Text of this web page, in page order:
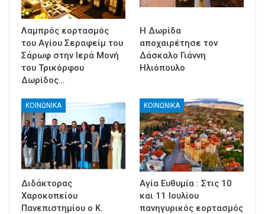
Λαμπρός εορτασμός
του Αγίου Σεραφείμ του
Σάρωφ στην Ιερά Μονή
του Τρικόρφου
Δωρίδος…
Η Δωρίδα
αποχαιρέτησε τον
Δάσκαλο Γιάννη
Ηλιόπουλο
ΚΟΙΝΩΝΙΚΑ
Διδάκτορας
Χαροκοπείου
Πανεπιστημίου ο Κ.
ΚΟΙΝΩΝΙΚΑ
Αγία Ευθυμία : Στις 10
και 11 Ιουλίου
πανηγυρικός εορτασμός